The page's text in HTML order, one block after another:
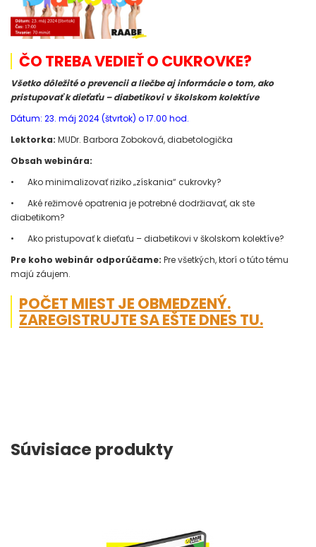
ČO TREBA VEDIEŤ O CUKROVKE?
Všetko dôležité o prevencii a liečbe aj informácie o tom, ako
pristupovať k dieťaťu – diabetikovi v školskom kolektíve
Dátum: 23. máj 2024 (štvrtok) o 17.00 hod.
Lektorka: MUDr. Barbora Zoboková, diabetologička
Obsah webinára:
•
Ako minimalizovať riziko „získania“ cukrovky?
•
Aké režimové opatrenia je potrebné dodržiavať, ak ste
diabetikom?
•
Ako pristupovať k dieťaťu – diabetikovi v školskom kolektíve?
Pre koho webinár odporúčame: Pre všetkých, ktorí o túto tému
majú záujem.
POČET MIEST JE OBMEDZENÝ.
ZAREGISTRUJTE SA EŠTE DNES TU.
Súvisiace produkty